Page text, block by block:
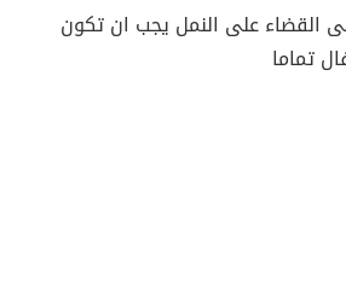
على النمل يجب ان تكون
تماما